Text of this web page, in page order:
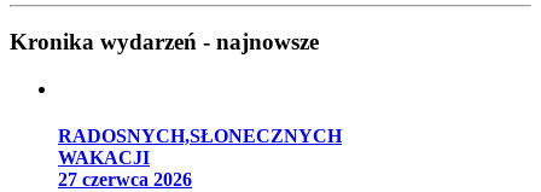
Kronika wydarzeń - najnowsze
RADOSNYCH,SŁONECZNYCH
WAKACJI
27 czerwca 2026